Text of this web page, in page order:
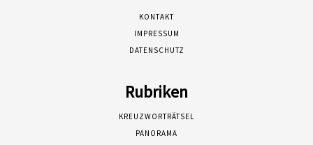
KONTAKT
IMPRESSUM
DATENSCHUTZ
Rubriken
KREUZWORTRÄTSEL
PANORAMA